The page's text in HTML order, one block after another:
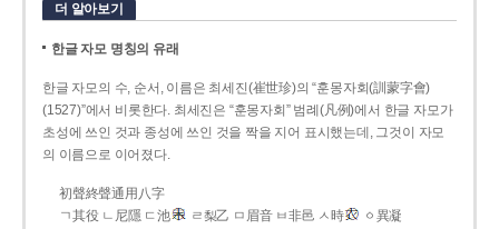
더 알아보기
한글 자모 명칭의 유래
한글 자모의 수, 순서, 이름은 최세진(崔世珍)의 “훈몽자회(訓蒙字會)
(1527)”에서 비롯한다. 최세진은 “훈몽자회” 범례(凡例)에서 한글 자모가
초성에 쓰인 것과 종성에 쓰인 것을 짝을 지어 표시했는데, 그것이 자모
의 이름으로 이어졌다.
初聲終聲通用八字
ㄱ其役 ㄴ尼隱 ㄷ池
ㄹ梨乙 ㅁ眉音 ㅂ非邑 ㅅ時
ㆁ異凝